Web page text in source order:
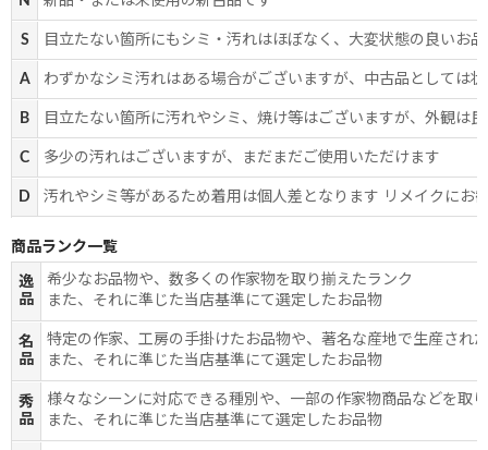
S 目立たない箇所にもシミ・汚れはほぼなく、大変状態の良いお
A わずかなシミ汚れはある場合がございますが、中古品としては
B 目立たない箇所に汚れやシミ、焼け等はございますが、外観は
C 多少の汚れはございますが、まだまだご使用いただけます
D 汚れやシミ等があるため着用は個人差となります リメイクにお
商品ランク一覧
逸
品
希少なお品物や、数多くの作家物を取り揃えたランク
また、それに準じた当店基準にて選定したお品物
名
品
特定の作家、工房の手掛けたお品物や、著名な産地で生産され
また、それに準じた当店基準にて選定したお品物
秀
品
様々なシーンに対応できる種別や、一部の作家物商品などを取
また、それに準じた当店基準にて選定したお品物